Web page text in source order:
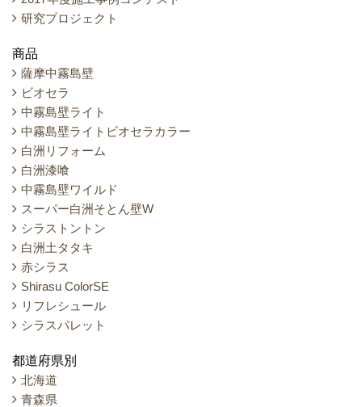
研究プロジェクト
商品
薩摩中霧島壁
ビオセラ
中霧島壁ライト
中霧島壁ライトビオセラカラー
白洲リフォーム
白洲漆喰
中霧島壁ワイルド
スーパー白洲そとん壁W
シラストントン
白洲土タタキ
赤シラス
Shirasu ColorSE
リフレシュール
シラスパレット
都道府県別
北海道
青森県